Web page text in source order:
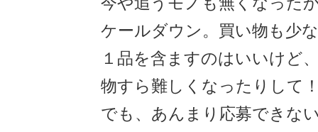
ケールダウン。買い物も少
１品を含ますのはいいけど
物すら難しくなったりして
でも、あんまり応募できな